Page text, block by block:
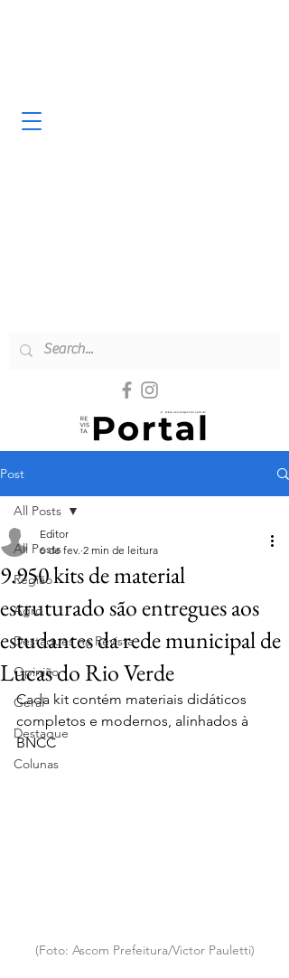
Post
All Posts
Região
Agro
Destaques na Revista
Opinião
Geral
Destaque
Colunas
All Posts
9.950 kits de material
estruturado são entregues aos
estudantes da rede municipal de
Lucas do Rio Verde
Editor
6 de fev. 2 min de leitura
Cada kit contém materiais didáticos
completos e modernos, alinhados à
BNCC
(Foto: Ascom Prefeitura/Victor Pauletti)